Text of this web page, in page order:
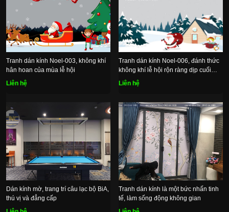
Tranh dán kính Noel-003, không khí
hân hoan của mùa lễ hội
Liên hệ
Tranh dán kính Noel-006, đánh thức
không khí lễ hội rộn ràng dịp cuối
năm
Liên hệ
Dán kính mờ, trang trí câu lạc bộ BiA,
thú vị và đẳng cấp
Tranh dán kính là một bức nhấn tinh
tế, làm sống động không gian